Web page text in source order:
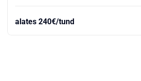
alates 240€/tund